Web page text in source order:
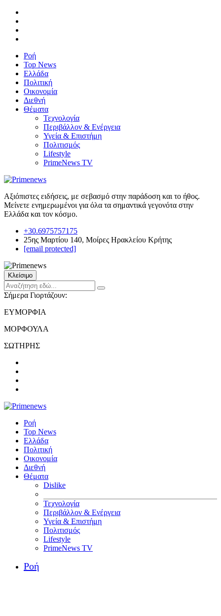
Ροή
Top News
Ελλάδα
Πολιτική
Οικονομία
Διεθνή
Θέματα
Τεχνολογία
Περιβάλλον & Ενέργεια
Υγεία & Επιστήμη
Πολιτισμός
Lifestyle
PrimeNews TV
Αξιόπιστες ειδήσεις, με σεβασμό στην παράδοση και το ήθος.
Μείνετε ενημερωμένοι για όλα τα σημαντικά γεγονότα στην
Ελλάδα και τον κόσμο.
+30.6975757175
25ης Μαρτίου 140, Μοίρες Ηρακλείου Κρήτης
[email protected]
Κλείσιμο
Σήμερα Γιορτάζουν:
ΕΥΜΟΡΦΙΑ
ΜΟΡΦΟΥΛΑ
ΣΩΤΗΡΗΣ
Ροή
Top News
Ελλάδα
Πολιτική
Οικονομία
Διεθνή
Θέματα
Dislike
Τεχνολογία
Περιβάλλον & Ενέργεια
Υγεία & Επιστήμη
Πολιτισμός
Lifestyle
PrimeNews TV
Ροή